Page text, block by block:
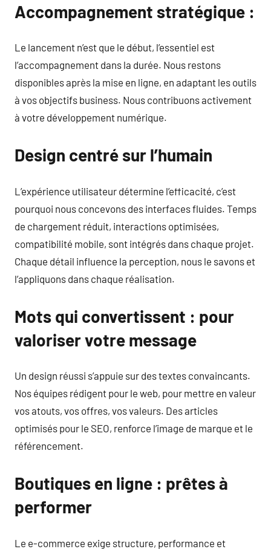
Accompagnement stratégique :
Le lancement n’est que le début, l’essentiel est
l’accompagnement dans la durée. Nous restons
disponibles après la mise en ligne, en adaptant les outils
à vos objectifs business. Nous contribuons activement
à votre développement numérique.
Design centré sur l’humain
L’expérience utilisateur détermine l’efficacité, c’est
pourquoi nous concevons des interfaces fluides. Temps
de chargement réduit, interactions optimisées,
compatibilité mobile, sont intégrés dans chaque projet.
Chaque détail influence la perception, nous le savons et
l’appliquons dans chaque réalisation.
Mots qui convertissent : pour
valoriser votre message
Un design réussi s’appuie sur des textes convaincants.
Nos équipes rédigent pour le web, pour mettre en valeur
vos atouts, vos offres, vos valeurs. Des articles
optimisés pour le SEO, renforce l’image de marque et le
référencement.
Boutiques en ligne : prêtes à
performer
Le e-commerce exige structure, performance et